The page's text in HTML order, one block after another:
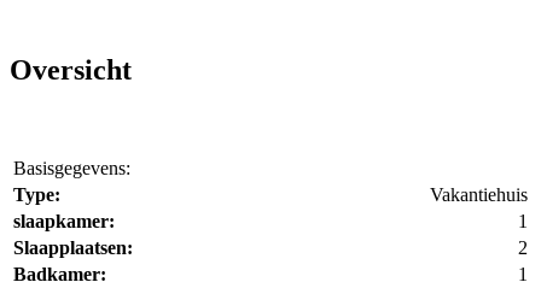
Oversicht
Basisgegevens:
Type:
Vakantiehuis
slaapkamer:
1
Slaapplaatsen:
2
Badkamer:
1